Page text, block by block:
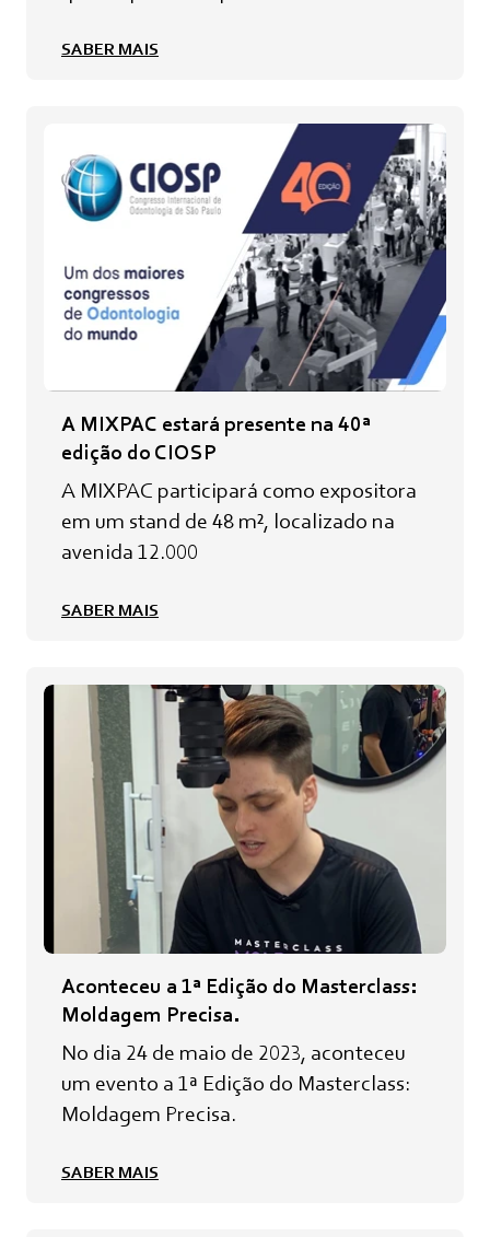
SABER MAIS
A MIXPAC estará presente na 40ª
edição do CIOSP
A MIXPAC participará como expositora
em um stand de 48 m², localizado na
avenida 12.000
SABER MAIS
Aconteceu a 1ª Edição do Masterclass:
Moldagem Precisa.
No dia 24 de maio de 2023, aconteceu
um evento a 1ª Edição do Masterclass:
Moldagem Precisa.
SABER MAIS